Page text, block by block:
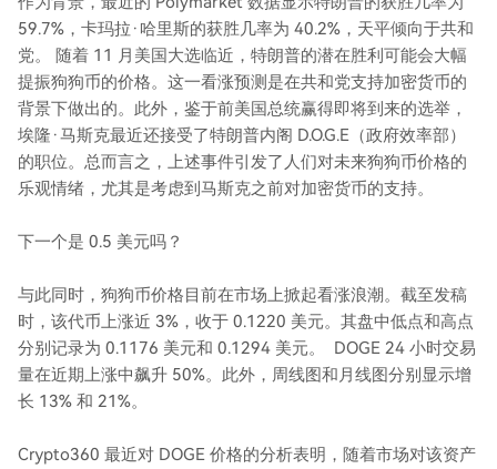
59.7%，卡玛拉·哈里斯的获胜几率为 40.2%，天平倾向于共和
党。 随着 11 月美国大选临近，特朗普的潜在胜利可能会大幅
提振狗狗币的价格。这一看涨预测是在共和党支持加密货币的
背景下做出的。此外，鉴于前美国总统赢得即将到来的选举，
埃隆·马斯克最近还接受了特朗普内阁 D.O.G.E（政府效率部）
的职位。总而言之，上述事件引发了人们对未来狗狗币价格的
乐观情绪，尤其是考虑到马斯克之前对加密货币的支持。
下一个是 0.5 美元吗？
与此同时，狗狗币价格目前在市场上掀起看涨浪潮。截至发稿
时，该代币上涨近 3%，收于 0.1220 美元。其盘中低点和高点
分别记录为 0.1176 美元和 0.1294 美元。 DOGE 24 小时交易
量在近期上涨中飙升 50%。此外，周线图和月线图分别显示增
长 13% 和 21%。
Crypto360 最近对 DOGE 价格的分析表明，随着市场对该资产